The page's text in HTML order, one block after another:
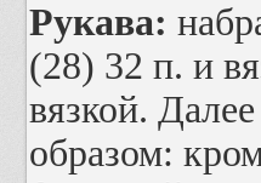
Рукава:
(28) 32 п. и
вязкой.
образом: